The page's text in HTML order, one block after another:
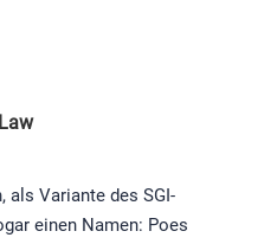
als Variante des SGI-
einen Namen: Poes